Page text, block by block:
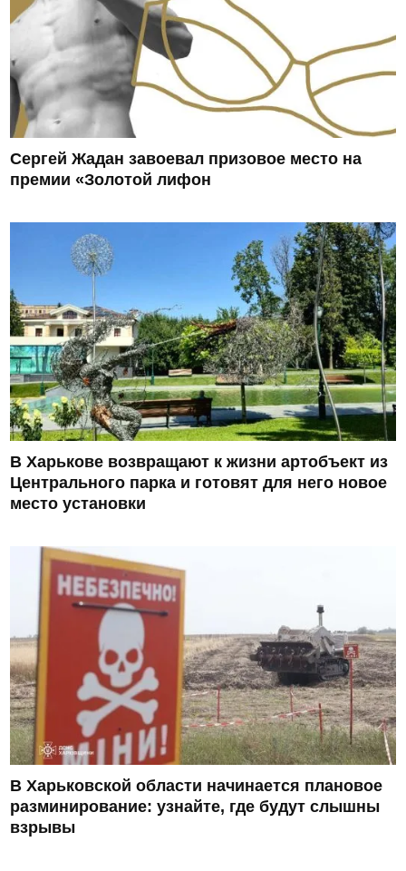
Сергей Жадан завоевал призовое место на
премии «Золотой лифон
В Харькове возвращают к жизни артобъект из
Центрального парка и готовят для него новое
место установки
В Харьковской области начинается плановое
разминирование: узнайте, где будут слышны
взрывы